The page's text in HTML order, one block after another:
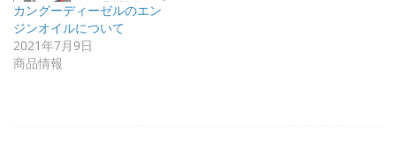
カングーディーゼルのエン
ジンオイルについて
2021年7月9日
商品情報